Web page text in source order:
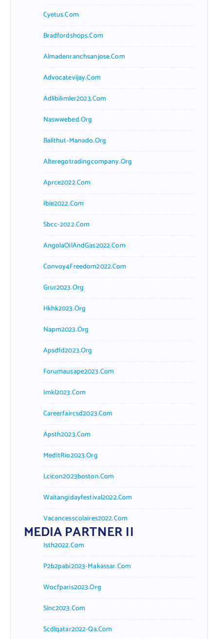
Cyetus.com
Bradfordshops.com
Almadenranchsanjose.com
Advocatevijay.com
Adlibilimler2023.com
Naswwebed.org
Balithut-Manado.org
Alteregotradingcompany.org
Aprce2022.com
Ibie2022.com
Sbcc-2022.com
AngolaOilAndGas2022.com
Convoy4Freedom2022.com
Grur2023.org
Hkhk2023.org
Napm2023.org
Apsdfd2023.org
Forumausape2023.com
Imkl2023.com
Careerfaircsd2023.com
Apsth2023.com
MedItRio2023.org
Lcicon2023boston.com
Waitangidayfestival2022.com
Vacancesscolaires2022.com
MEDIA PARTNER II
Isth2022.com
P2b2pabi2023-Makassar.com
Wocfparis2023.org
Sinc2023.com
Scdlqatar2022-Qa.com